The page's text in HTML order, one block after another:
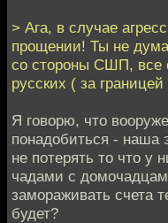
> Ага, в случае
прощении! Ты не
со стороны СШП, все
русских ( за
Я говорю, что
понадобиться - наша
не потерять то что у
чадами с
замораживать счета
будет?